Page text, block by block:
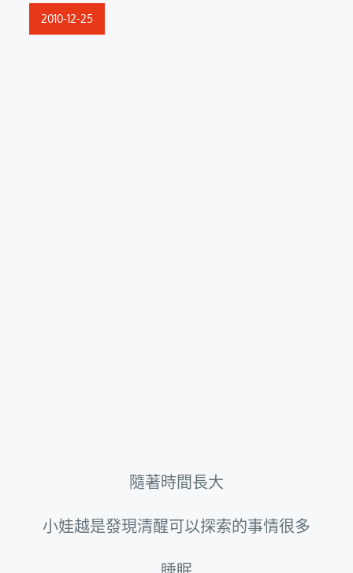
Posted
2010-12-25
隨著時間長大
小娃越是發現清醒可以探索的事情很多